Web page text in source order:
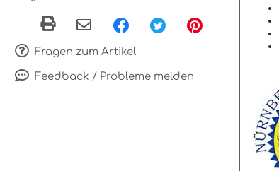
Fragen zum Artikel
Feedback / Probleme melden